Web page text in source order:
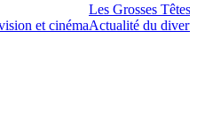
et cinéma
Les Grosses Têtes
Actualité du